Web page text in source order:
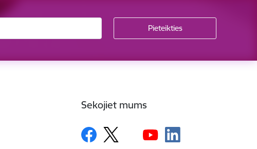
Sekojiet mums